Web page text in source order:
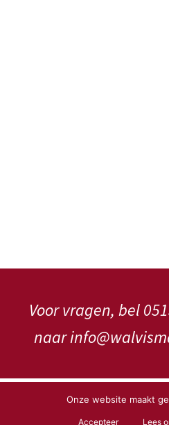
Voor vragen, bel
naar
Copyright WalVis Maaltijdservice
Onze website maakt
Accepteer Lees